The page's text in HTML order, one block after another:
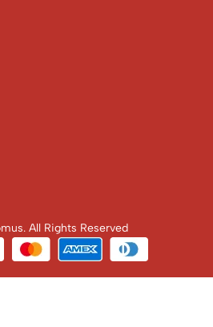
All Rights Reserved